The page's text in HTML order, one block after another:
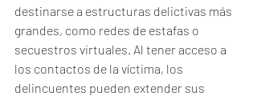
destinarse a estructuras delictivas más
grandes, como redes de estafas o
secuestros virtuales. Al tener acceso a
los contactos de la víctima, los
delincuentes pueden extender sus